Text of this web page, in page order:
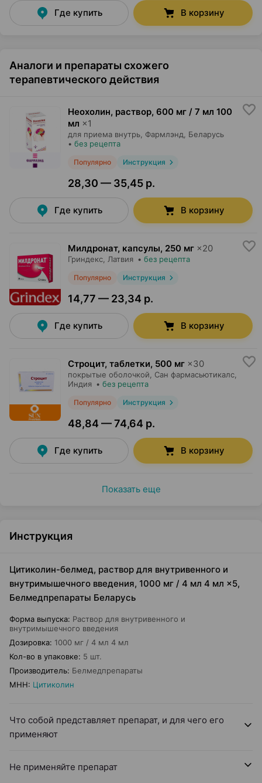
Где купить В корзину
Аналоги и препараты схожего
терапевтического действия
Неохолин, раствор, 600 мг / 7 мл 100
мл ×1
для приема внутрь, Фармлэнд , Беларусь
• без рецепта
Популярно Инструкция
28,30 — 35,45 р.
Где купить В корзину
Милдронат, капсулы, 250 мг ×20
Гриндекс , Латвия • без рецепта
Популярно Инструкция
14,77 — 23,34 р.
Где купить В корзину
Строцит, таблетки, 500 мг ×30
покрытые оболочкой, Сан фармасьютикалс
Индия • без рецепта
Популярно Инструкция
48,84 — 74,64 р.
Где купить В корзину
Показать еще
Инструкция
Цитиколин-белмед, раствор для внутривенного и
внутримышечного введения, 1000 мг / 4 мл 4 мл ×5,
Белмедпрепараты Беларусь
Форма выпуска: Раствор для внутривенного и
внутримышечного введения
Дозировка: 1000 мг / 4 мл 4 мл
Кол-во в упаковке: 5 шт.
Производитель: Белмедпрепараты
МНН: Цитиколин
Что собой представляет препарат, и для чего его
применяют
Не применяйте препарат